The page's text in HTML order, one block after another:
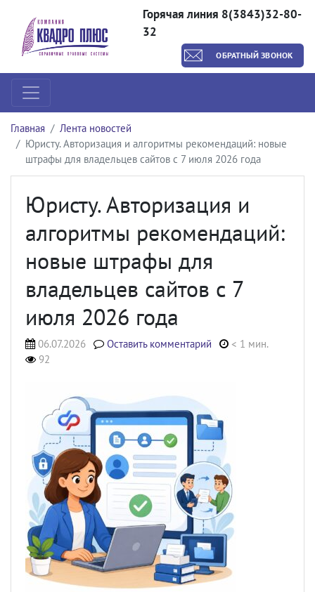
Горячая линия 8(3843)32-80-
32
ОБРАТНЫЙ ЗВОНОК
Главная
Лента новостей
Юристу. Авторизация и алгоритмы рекомендаций: новые
штрафы для владельцев сайтов с 7 июля 2026 года
Юристу. Авторизация и
алгоритмы рекомендаций:
новые штрафы для
владельцев сайтов с 7
июля 2026 года
06.07.2026 Оставить комментарий
< 1 мин.
92